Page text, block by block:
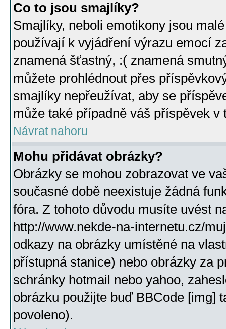
Co to jsou smajlíky?
Smajlíky, neboli emotikony jsou
používají k vyjádření výrazu emocí
znamená šťastný, :( znamená
můžete prohlédnout přes
smajlíky nepřeužívat, aby se
může také případně váš příspěvek v
Návrat nahoru
Mohu přidávat obrázky?
Obrázky se mohou zobrazovat ve
současné době neexistuje žádná
fóra. Z tohoto důvodu musíte uvést
http://www.nekde-na-internetu.cz/
odkazy na obrázky umístěné na
přístupná stanice) nebo obrázky za
schránky hotmail nebo yahoo,
obrázku použijte buď BBCode [img]
povoleno).